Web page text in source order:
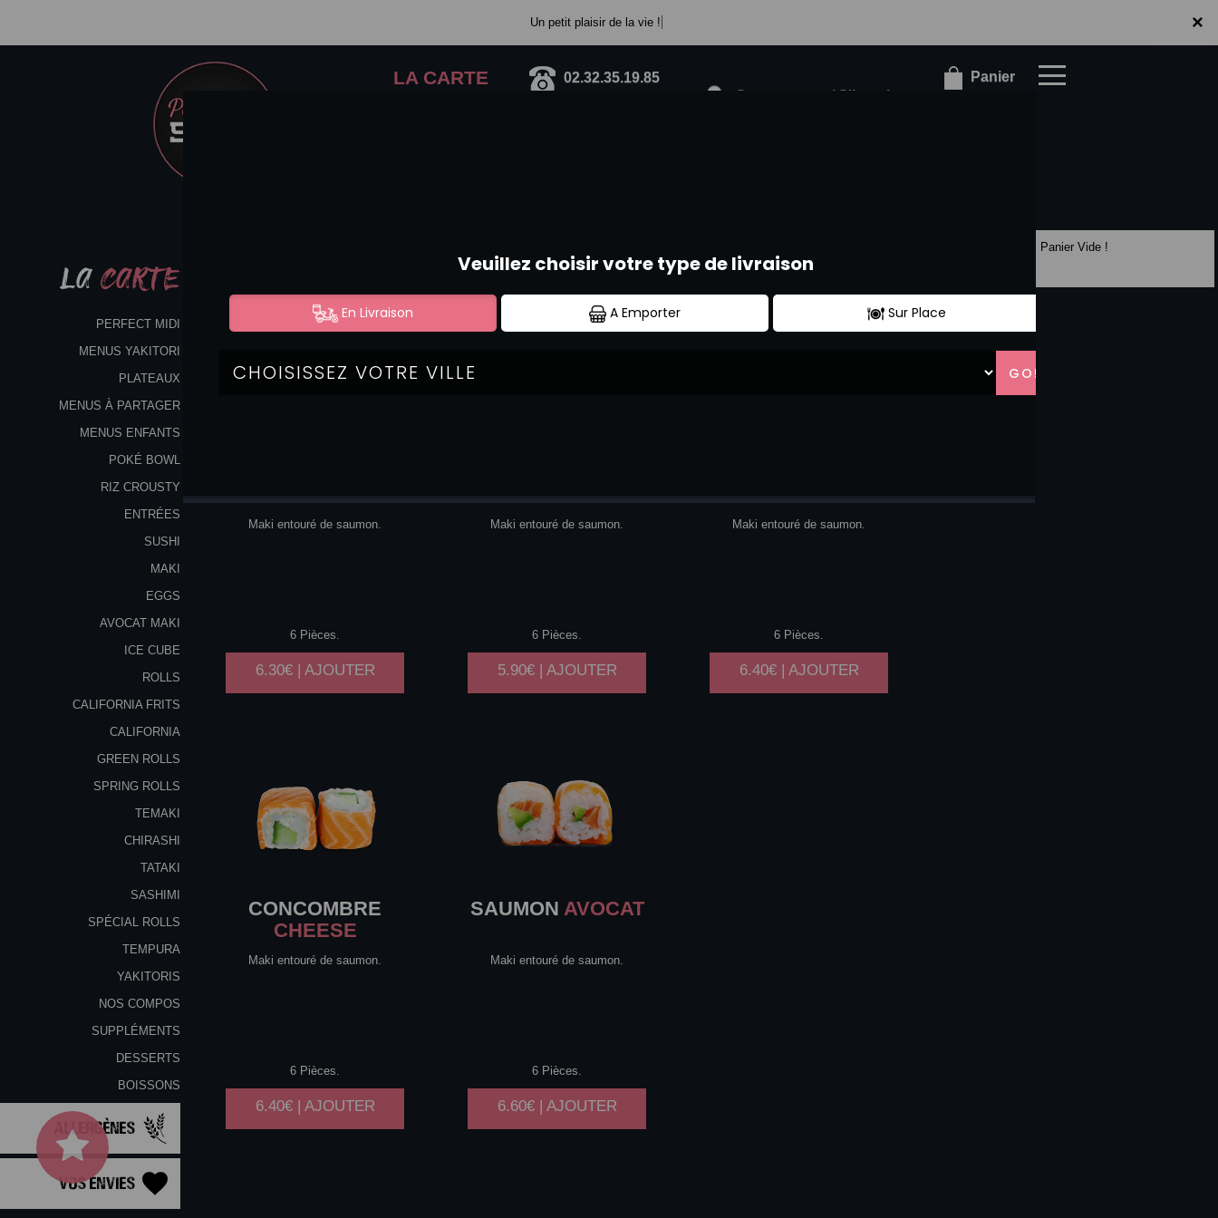
×
Un petit plaisir de la vie !
LA CARTE 02.32.35.19.85 Panier
×
LA CARTE
PERFECT MIDI
MENUS YAKITORI
PLATEAUX
MENUS À PARTAGER
MENUS ENFANTS
POKÉ BOWL
RIZ CROUSTY
ENTRÉES
SUSHI
MAKI
EGGS
AVOCAT MAKI
ICE CUBE
ROLLS
CALIFORNIA FRITS
CALIFORNIA
GREEN ROLLS
SPRING ROLLS
TEMAKI
CHIRASHI
TATAKI
SASHIMI
SPÉCIAL ROLLS
TEMPURA
YAKITORIS
NOS COMPOS
SUPPLÉMENTS
DESSERTS
BOISSONS
Allergènes
Vos Envies
ROLLS
Maki entouré de saumon.
6 Pièces.
6.30€ | AJOUTER
BOURSIN
Maki entouré de saumon.
6 Pièces.
5.90€ | AJOUTER
Maki entouré de saumon.
6 Pièces.
6.40€ | AJOUTER
CONCOMBRE
CHEESE
Maki entouré de saumon.
6 Pièces.
6.40€ | AJOUTER
SAUMON AVOCAT
Maki entouré de saumon.
6 Pièces.
6.60€ | AJOUTER
Panier Vide !